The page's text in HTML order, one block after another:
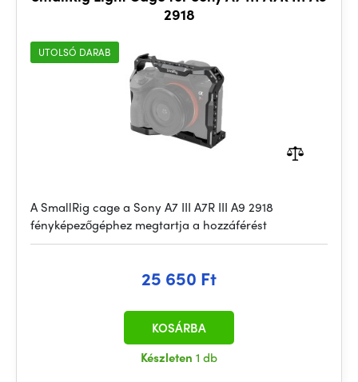
2918
UTOLSÓ DARAB
A SmallRig cage a Sony A7 III A7R III A9 2918
fényképezőgéphez megtartja a hozzáférést
25 650 Ft
Készleten 1 db
KOSÁRBA